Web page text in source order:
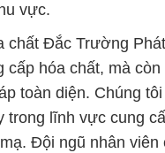
vực.
chất Đắc Trường
cấp hóa chất, mà
toàn diện. Chúng
trong lĩnh vực cung
Đội ngũ nhân viên